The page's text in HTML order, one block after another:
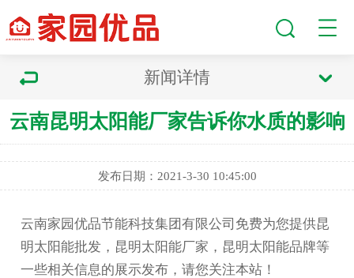
新闻详情
云南昆明太阳能厂家告诉你水质的影响
发布日期：2021-3-30 10:45:00
云南家园优品节能科技集团有限公司免费为您提供昆
明太阳能批发 ，昆明太阳能厂家，昆明太阳能品牌等
一些相关信息的展示发布，请您关注本站！